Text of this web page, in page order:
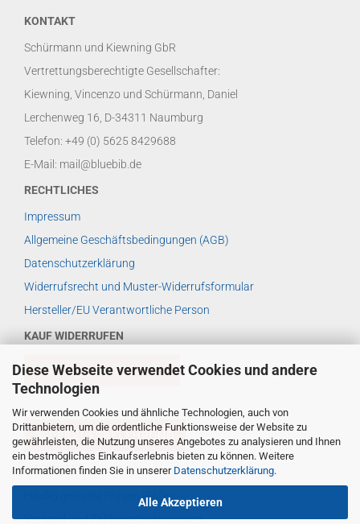
Diese Webseite verwendet Cookies und andere
Technologien
Wir verwenden Cookies und ähnliche Technologien, auch von
Drittanbietern, um die ordentliche Funktionsweise der Website zu
gewährleisten, die Nutzung unseres Angebotes zu analysieren und Ihnen
ein bestmögliches Einkaufserlebnis bieten zu können. Weitere
Informationen finden Sie in unserer Datenschutzerklärung.
Alle Akzeptieren
KONTAKT
Schürmann und Kiewning GbR
Vertrettungsberechtigte Gesellschafter:
Kiewning, Vincenzo und Schürmann, Daniel
Lerchenweg 16, D-34311 Naumburg
Telefon: +49 (0) 5625 8429688
E-Mail: mail@bluebib.de
RECHTLICHES
Impressum
Allgemeine Geschäftsbedingungen (AGB)
Datenschutzerklärung
Widerrufsrecht und Muster-Widerrufsformular
Hersteller/EU Verantwortliche Person
KAUF WIDERRUFEN
VERTRAG WIDERRUFEN
WIDERRUFSBELEHRUNG
WEITERES ...
Häufig gestellte Fragen (FAQs)
Versand-und Zahlungsbedingungen